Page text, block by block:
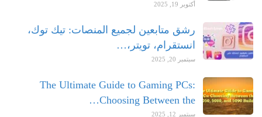
أكتوبر 19, 2025
رشق متابعين لجميع المنصات: تيك توك،
انستقرام، تويتر،…
سبتمبر 20, 2025
The Ultimate Guide to Gaming PCs:
Choosing Between the…
سبتمبر 12, 2025